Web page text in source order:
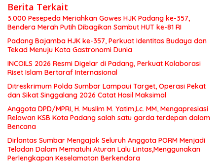
Berita Terkait
3.000 Pesepeda Meriahkan Gowes HJK Padang ke-357,
Bendera Merah Putih Dibagikan Sambut HUT ke-81 RI
Padang Bajamba HJK ke-357, Perkuat Identitas Budaya dan
Tekad Menuju Kota Gastronomi Dunia
INCOILS 2026 Resmi Digelar di Padang, Perkuat Kolaborasi
Riset Islam Bertaraf Internasional
Ditreskrimum Polda Sumbar Lampaui Target, Operasi Pekat
dan Sikat Singgalang 2026 Catat Hasil Maksimal
Anggota DPD/MPRI, H. Muslim M. Yatim,Lc. MM, Mengapresiasi
Relawan KSB Kota Padang salah satu garda terdepan dalam
Bencana
Dirlantas Sumbar Mengajak Seluruh Anggota PORM Menjadi
Teladan Dalam Mematuhi Aturan Lalu Lintas,Menggunakan
Perlengkapan Keselamatan Berkendara